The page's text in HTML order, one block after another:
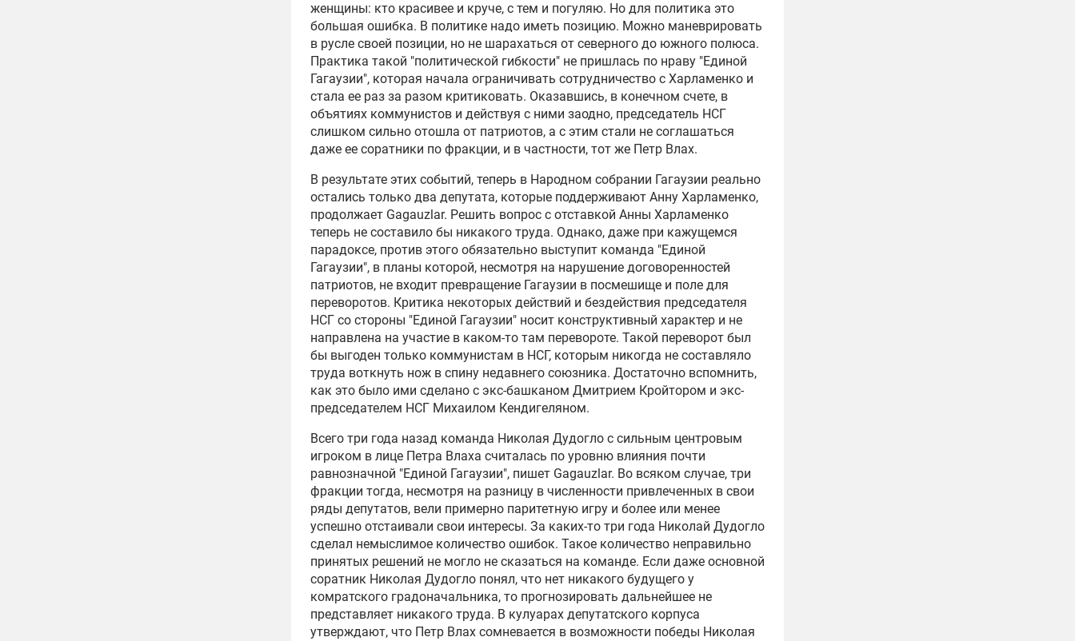
женщины: кто красивее и круче, с тем и погуляю. Но для политика это
большая ошибка. В политике надо иметь позицию. Можно маневрировать
в русле своей позиции, но не шарахаться от северного до южного полюса.
Практика такой "политической гибкости" не пришлась по нраву "Единой
Гагаузии", которая начала ограничивать сотрудничество с Харламенко и
стала ее раз за разом критиковать. Оказавшись, в конечном счете, в
объятиях коммунистов и действуя с ними заодно, председатель НСГ
слишком сильно отошла от патриотов, а с этим стали не соглашаться
даже ее соратники по фракции, и в частности, тот же Петр Влах.
В результате этих событий, теперь в Народном собрании Гагаузии реально
остались только два депутата, которые поддерживают Анну Харламенко,
продолжает Gagauzlar. Решить вопрос с отставкой Анны Харламенко
теперь не составило бы никакого труда. Однако, даже при кажущемся
парадоксе, против этого обязательно выступит команда "Единой
Гагаузии", в планы которой, несмотря на нарушение договоренностей
патриотов, не входит превращение Гагаузии в посмешище и поле для
переворотов. Критика некоторых действий и бездействия председателя
НСГ со стороны "Единой Гагаузии" носит конструктивный характер и не
направлена на участие в каком-то там перевороте. Такой переворот был
бы выгоден только коммунистам в НСГ, которым никогда не составляло
труда воткнуть нож в спину недавнего союзника. Достаточно вспомнить,
как это было ими сделано с экс-башканом Дмитрием Кройтором и экс-
председателем НСГ Михаилом Кендигеляном.
Всего три года назад команда Николая Дудогло с сильным центровым
игроком в лице Петра Влаха считалась по уровню влияния почти
равнозначной "Единой Гагаузии", пишет Gagauzlar. Во всяком случае, три
фракции тогда, несмотря на разницу в численности привлеченных в свои
ряды депутатов, вели примерно паритетную игру и более или менее
успешно отстаивали свои интересы. За каких-то три года Николай Дудогло
сделал немыслимое количество ошибок. Такое количество неправильно
принятых решений не могло не сказаться на команде. Если даже основной
соратник Николая Дудогло понял, что нет никакого будущего у
комратского градоначальника, то прогнозировать дальнейшее не
представляет никакого труда. В кулуарах депутатского корпуса
утверждают, что Петр Влах сомневается в возможности победы Николая